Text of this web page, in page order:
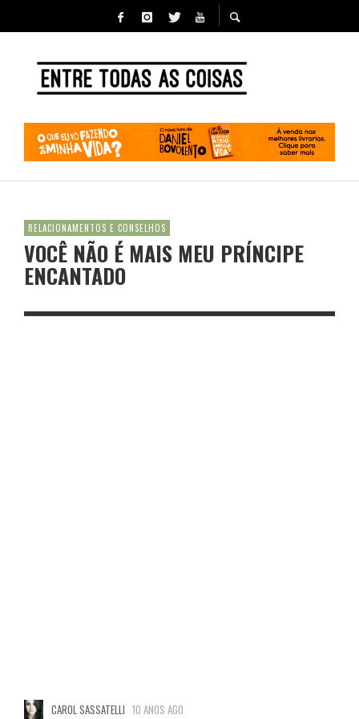
RELACIONAMENTOS E CONSELHOS
VOCÊ NÃO É MAIS MEU PRÍNCIPE
ENCANTADO
CAROL SASSATELLI 10 ANOS AGO